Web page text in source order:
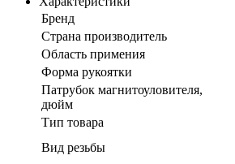
Бренд
Страна производитель
Область примения
Форма рукоятки
Патрубок магнитоуловителя,
дюйм
Тип товара
Вид резьбы